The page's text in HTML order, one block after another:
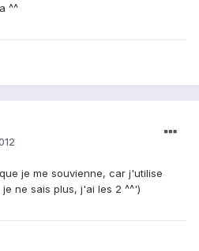
^^
je me souvienne, car j'utilise
ne sais plus, j'ai les 2 ^^')